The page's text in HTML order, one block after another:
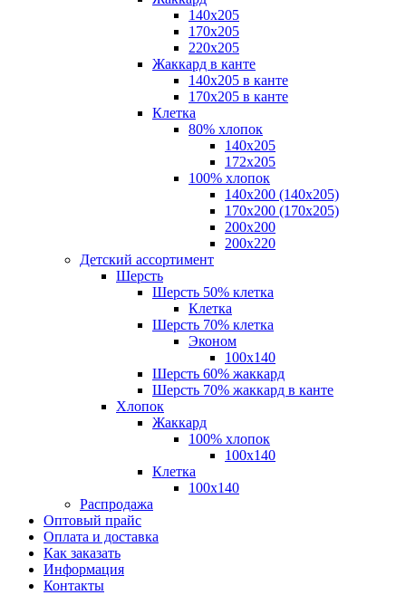
140x205
170х205
220х205
Жаккард в канте
140х205 в канте
170х205 в канте
Клетка
80% хлопок
140x205
172х205
100% хлопок
140x200 (140х205)
170x200 (170х205)
200х200
200х220
Детский ассортимент
Шерсть
Шерсть 50% клетка
Клетка
Шерсть 70% клетка
Эконом
100x140
Шерсть 60% жаккард
Шерсть 70% жаккард в канте
Хлопок
Жаккард
100% хлопок
100x140
Клетка
100х140
Распродажа
Оптовый прайс
Оплата и доставка
Как заказать
Информация
Контакты